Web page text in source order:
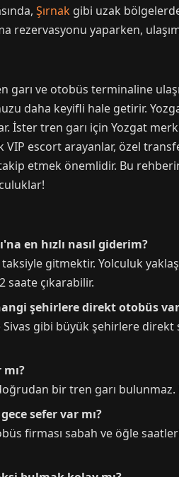
Şırnak gibi uzak
rezervasyonu yaparken,
garı ve otobüs terminaline
daha keyifli hale getirir.
İster tren garı için Yozgat
VIP escort arayanlar, özel
etmek önemlidir. Bu
en hızlı nasıl giderim?
taksiyle gitmektir. Yolculuk
saate çıkarabilir.
şehirlere direkt otobüs
gibi büyük şehirlere
bir tren garı
sefer var mı?
firması sabah ve öğle